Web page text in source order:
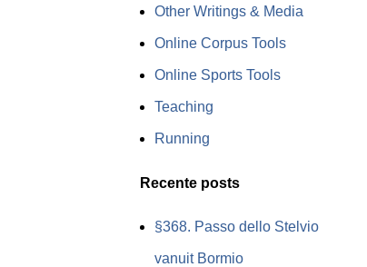
Other Writings & Media
Online Corpus Tools
Online Sports Tools
Teaching
Running
Recente posts
§368. Passo dello Stelvio
vanuit Bormio